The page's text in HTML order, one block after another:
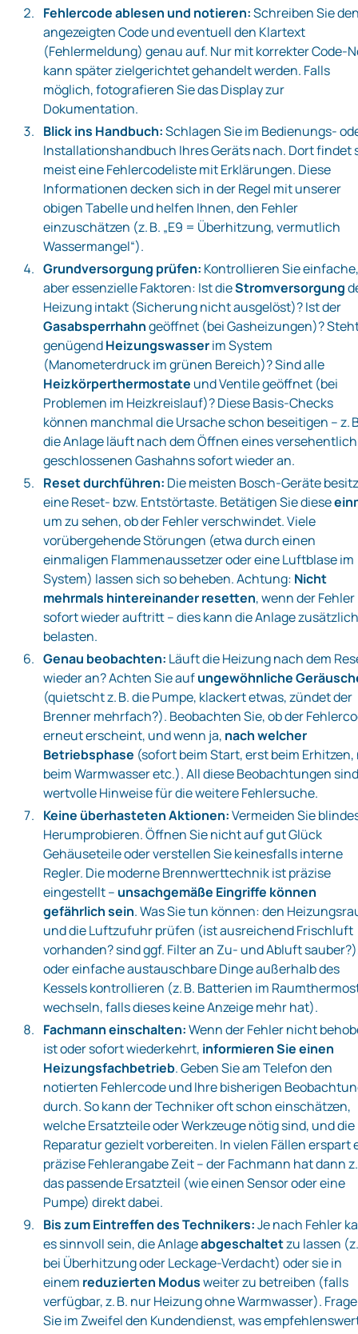
Fehlercode ablesen und notieren:Schreiben Sie
angezeigten Code und eventuell den Klartext
(Fehlermeldung) genau auf. Nur mit korrekter Code-
kann später zielgerichtet gehandelt werden. Falls
möglich, fotografieren Sie das Display zur
Dokumentation.
Blick ins Handbuch:Schlagen Sie im Bedienungs-
Installationshandbuch Ihres Geräts nach. Dort findet
meist eine Fehlercodeliste mit Erklärungen. Diese
Informationen decken sich in der Regel mit unserer
obigen Tabelle und helfen Ihnen, den Fehler
einzuschätzen (z. B. „E9 = Überhitzung, vermutlich
Wassermangel“).
Grundversorgung prüfen: Kontrollieren Sie
aber essenzielle Faktoren: Ist dieStromversorgung
Heizung intakt (Sicherung nicht ausgelöst)? Ist der
Gasabsperrhahngeöffnet (bei Gasheizungen)?
genügendHeizungswasserim System
(Manometerdruck im grünen Bereich)? Sind alle
Heizkörperthermostate und Ventile geöffnet (bei
Problemen im Heizkreislauf)? Diese Basis-Checks
können manchmal die Ursache schon beseitigen – z.
die Anlage läuft nach dem Öffnen eines versehentlich
geschlossenen Gashahns sofort wieder an.
Reset durchführen: Die meisten Bosch-Geräte
eine Reset- bzw. Entstörtaste. Betätigen Sie diese
um zu sehen, ob der Fehler verschwindet. Viele
vorübergehende Störungen (etwa durch einen
einmaligen Flammenaussetzer oder eine Luftblase im
System) lassen sich so beheben. Achtung: Nicht
mehrmals hintereinander resetten, wenn der Fehler
sofort wieder auftritt – dies kann die Anlage
belasten.
Genau beobachten: Läuft die Heizung nach dem
wieder an? Achten Sie aufungewöhnliche
(quietscht z. B. die Pumpe, klackert etwas, zündet der
Brenner mehrfach?). Beobachten Sie, ob der
erneut erscheint, und wenn ja, nach welcher
Betriebsphase (sofort beim Start, erst beim
beim Warmwasser etc.). All diese Beobachtungen
wertvolle Hinweise für die weitere Fehlersuche.
Keine überhasteten Aktionen:Vermeiden Sie
Herumprobieren. Öffnen Sie nicht auf gut Glück
Gehäuseteile oder verstellen Sie keinesfalls interne
Regler. Die moderne Brennwerttechnik ist präzise
eingestellt – unsachgemäße Eingriffe können
gefährlich sein. Was Sie tun können: den
und die Luftzufuhr prüfen (ist ausreichend Frischluft
vorhanden? sind ggf. Filter an Zu- und Abluft
oder einfache austauschbare Dinge außerhalb des
Kessels kontrollieren (z. B. Batterien im
wechseln, falls dieses keine Anzeige mehr hat).
Fachmann einschalten:Wenn der Fehler nicht
ist oder sofort wiederkehrt, informieren Sie einen
Heizungsfachbetrieb. Geben Sie am Telefon den
notierten Fehlercode und Ihre bisherigen
durch. So kann der Techniker oft schon einschätzen,
welche Ersatzteile oder Werkzeuge nötig sind, und die
Reparatur gezielt vorbereiten. In vielen Fällen erspart
präzise Fehlerangabe Zeit – der Fachmann hat dann
das passende Ersatzteil (wie einen Sensor oder eine
Pumpe) direkt dabei.
Bis zum Eintreffen des Technikers:Je nach Fehler
es sinnvoll sein, die Anlageabgeschaltetzu lassen
bei Überhitzung oder Leckage-Verdacht) oder sie in
einem reduzierten Modusweiter zu betreiben (falls
verfügbar, z. B. nur Heizung ohne Warmwasser).
Sie im Zweifel den Kundendienst, was